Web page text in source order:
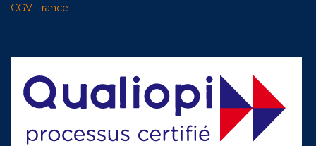
CGV France